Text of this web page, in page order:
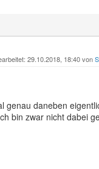
29.10.2018, 18:40 von
genau daneben
bin zwar nicht dabei